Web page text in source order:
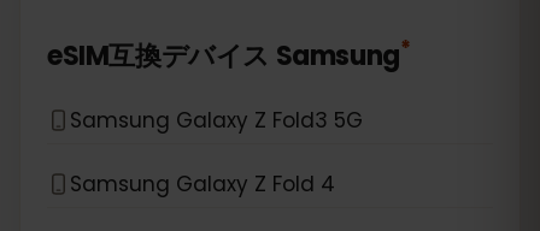
eSIM互換デバイス Samsung*
Samsung Galaxy Z Fold3 5G
Samsung Galaxy Z Fold 4